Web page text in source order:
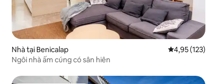
Nhà tại Benicalap Xếp hạng
4,95 (123)
Ngôi nhà ấm cúng có sân hiên